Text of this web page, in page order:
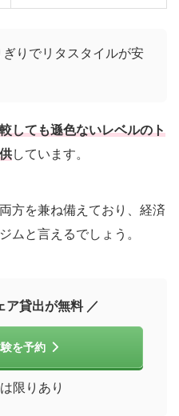
りでリタスタイルが安
しても遜色ないレベルのト
しています。
方を兼ね備えており、経済
ムと言えるでしょう。
ア貸出が無料 ／
を予約
限りあり